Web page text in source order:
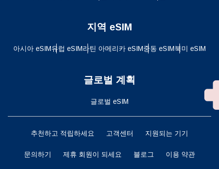
지역 eSIM
아시아 eSIM유럽 ​​eSIM라틴 아메리카 eSIM중동 eSIM북미 eSIM
글로벌 계획
글로벌 eSIM
추천하고 적립하세요 고객센터 지원되는 기기
문의하기 제휴 회원이 되세요 블로그 이용 약관